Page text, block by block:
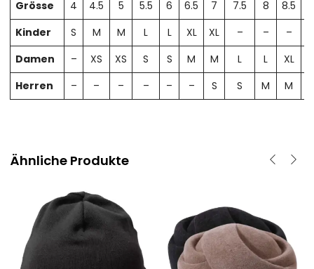
Grösse 4 4.5 5 5.5 6 6.5 7 7.5 8 8.5
Kinder
S M M L L XL XL – – –
Damen
– XS XS S S M M L L XL
Herren
– – – – – – S S M M
Ähnliche Produkte